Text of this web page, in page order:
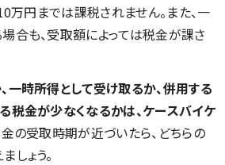
万円までは課税されません。また、一
合も、受取額によっては税金が課さ
一時所得として受け取るか、併用する
税金が少なくなるかは、ケースバイケ
金の受取時期が近づいたら、どちらの
しょう。